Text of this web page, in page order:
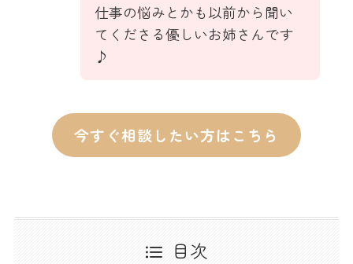
仕事の悩みとかも以前から聞い
てくださる優しいお姉さんです
♪
今すぐ相談したい方はこちら
目次